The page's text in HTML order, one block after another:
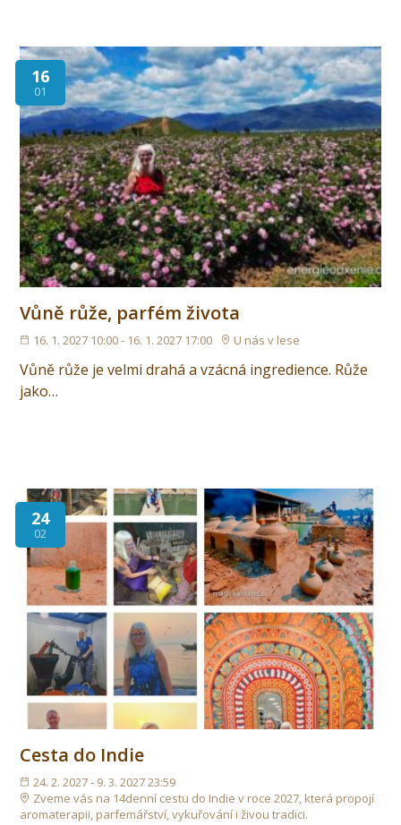
16
01
Vůně růže, parfém života
16. 1. 2027 10:00 - 16. 1. 2027 17:00 U nás v lese
Vůně růže je velmi drahá a vzácná ingredience. Růže
jako…
24
02
Cesta do Indie
24. 2. 2027 - 9. 3. 2027 23:59
Zveme vás na 14denní cestu do Indie v roce 2027, která propojí
aromaterapii, parfemářství, vykuřování i živou tradici.